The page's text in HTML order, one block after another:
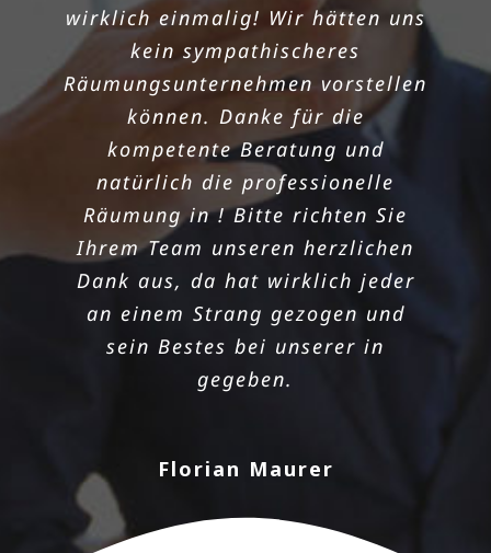
wirklich einmalig! Wir hätten uns
kein sympathischeres
Räumungsunternehmen vorstellen
können. Danke für die
kompetente Beratung und
natürlich die professionelle
Räumung in ! Bitte richten Sie
Ihrem Team unseren herzlichen
Dank aus, da hat wirklich jeder
an einem Strang gezogen und
sein Bestes bei unserer in
gegeben.
Florian Maurer
Die Wohnung meiner Tante sollte
nach dem Todesfall bis zum
Monatsende geräumt werden. Die
Freischaufler machten es
möglich! Unsere in hat
einwandfrei geklappt, dank super
schnellem Termin! Danke noch
mal für die sorgenlose Räumung.
Das Preisleistungsverhältnis ist
wirklich überzeugend und das
Team aus sehr nett und zügig. Ich